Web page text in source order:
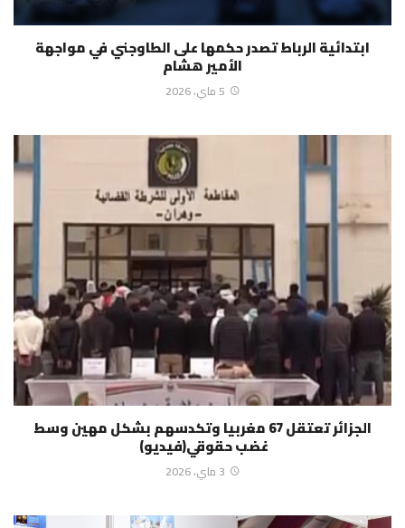
ابتدائية الرباط تصدر حكمها على الطاوجني في مواجهة
الأمير هشام
5 ماي، 2026
الجزائر تعتقل 67 مغربيا وتكدسهم بشكل مهين وسط
غضب حقوقي(فيديو)
3 ماي، 2026